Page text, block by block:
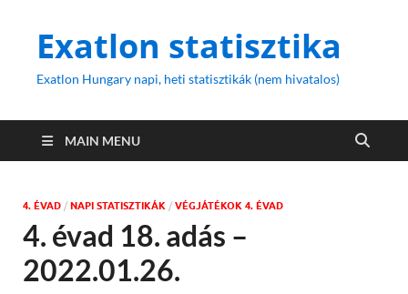
Exatlon statisztika
Exatlon Hungary napi, heti statisztikák (nem hivatalos)
MAIN MENU
4. ÉVAD / NAPI STATISZTIKÁK / VÉGJÁTÉKOK 4. ÉVAD
4. évad 18. adás –
2022.01.26.